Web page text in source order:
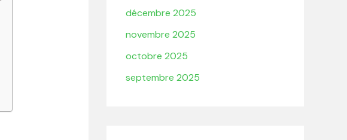
décembre 2025
novembre 2025
octobre 2025
septembre 2025